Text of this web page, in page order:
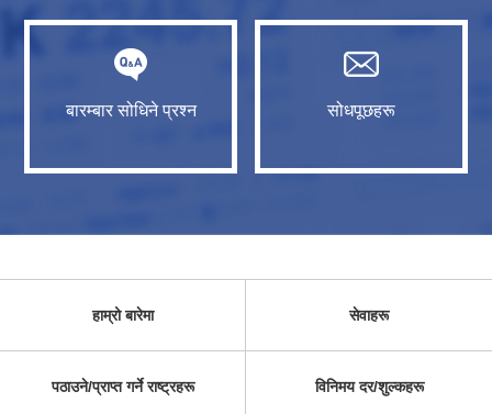
बारम्बार सोधिने प्रश्न सोधपूछहरू
हाम्रो बारेमा सेवाहरू
पठाउने/प्राप्त गर्ने राष्ट्रहरू विनिमय दर/शुल्कहरू